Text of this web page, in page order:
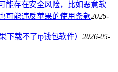
能存在安全风险，比如恶意软
可能违反苹果的使用条款2026-
下载不了tp钱包软件） 2026-05-